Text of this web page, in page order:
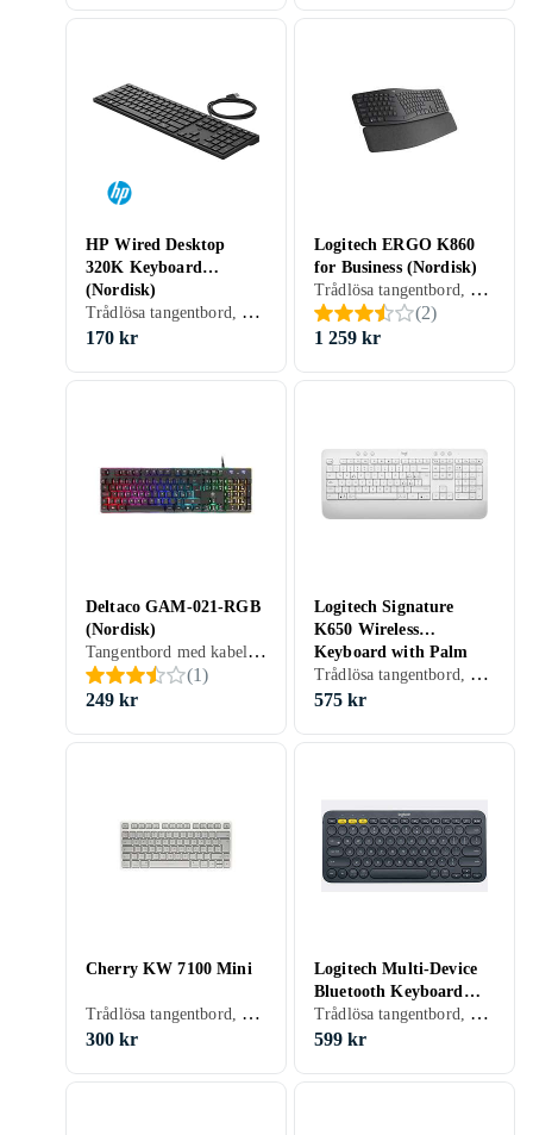
HP Wired Desktop
320K Keyboard
(Nordisk)
Trådlösa tangentbord, Tangentbord med kabel, Mekaniska tangentbord, Ergonomiska tangentbord, Mekaniskt, Nordisk, PC, Standard
170 kr
Logitech ERGO K860
for Business (Nordisk)
Trådlösa tangentbord, Mekaniska tangentbord, Ergonomiska tangentbord, Mekaniskt, Nordisk, PC, Mac, Ergonomiskt
(2)
1 259 kr
Deltaco GAM-021-RGB
(Nordisk)
Tangentbord med kabel, Gamingtangentbord, Ergonomiska tangentbord, Membran, Nordisk, PC, Standard
(1)
249 kr
Logitech Signature
K650 Wireless
Keyboard with Palm
Rest (IT)
Trådlösa tangentbord, Ergonomiska tangentbord, Membran, Italiensk, Mac, Ergonomiskt
575 kr
Cherry KW 7100 Mini
Trådlösa tangentbord, Ergonomiska tangentbord, Scissor switch , Fransk, Mac, Surfplattor, TKL (tenkeyless/kompakt)
300 kr
Logitech Multi-Device
Bluetooth Keyboard
K380 (ES)
Trådlösa tangentbord, Ergonomiska tangentbord, Tangentbord för surfplattor, Spansk, PC, Mac, SmartTV, Surfplattor, TKL (tenkeyless/kompakt)
599 kr